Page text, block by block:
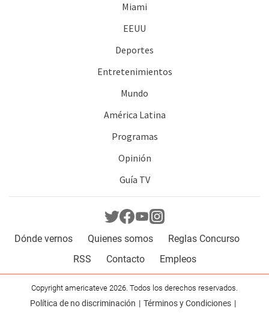
Miami
EEUU
Deportes
Entretenimientos
Mundo
América Latina
Programas
Opinión
Guía TV
Dónde vernos Quienes somos
Reglas Concurso
RSS
Contacto Empleos
Copyright americateve 2026. Todos los derechos reservados.
Política de no discriminación Términos y Condiciones